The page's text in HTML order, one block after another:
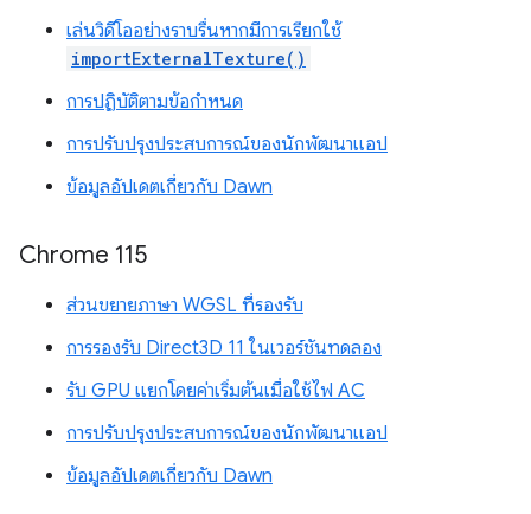
เล่นวิดีโออย่างราบรื่นหากมีการเรียกใช้
importExternalTexture()
การปฏิบัติตามข้อกำหนด
การปรับปรุงประสบการณ์ของนักพัฒนาแอป
ข้อมูลอัปเดตเกี่ยวกับ Dawn
Chrome 115
ส่วนขยายภาษา WGSL ที่รองรับ
การรองรับ Direct3D 11 ในเวอร์ชันทดลอง
รับ GPU แยกโดยค่าเริ่มต้นเมื่อใช้ไฟ AC
การปรับปรุงประสบการณ์ของนักพัฒนาแอป
ข้อมูลอัปเดตเกี่ยวกับ Dawn